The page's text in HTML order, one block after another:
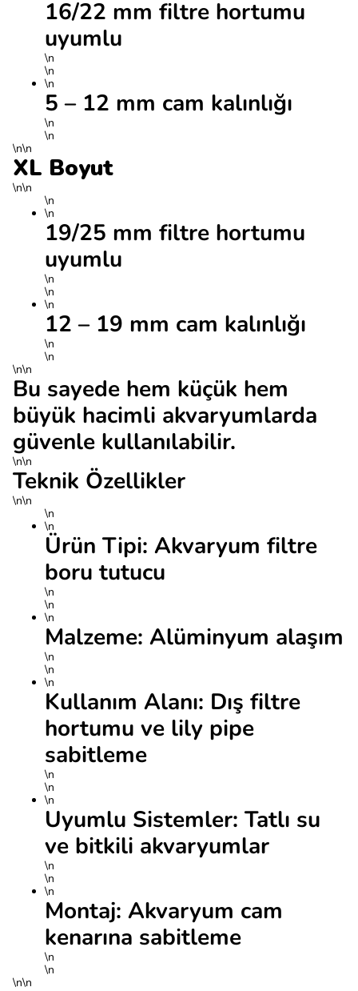
16/22 mm filtre hortumu
uyumlu
\n
\n
\n
5 – 12 mm cam kalınlığı
\n
\n
\n\n
XL Boyut
\n\n
\n
\n
19/25 mm filtre hortumu
uyumlu
\n
\n
\n
12 – 19 mm cam kalınlığı
\n
\n
\n\n
Bu sayede hem küçük hem
büyük hacimli akvaryumlarda
güvenle kullanılabilir.
\n\n
Teknik Özellikler
\n\n
\n
\n
Ürün Tipi: Akvaryum filtre
boru tutucu
\n
\n
\n
Malzeme: Alüminyum alaşım
\n
\n
\n
Kullanım Alanı: Dış filtre
hortumu ve lily pipe
sabitleme
\n
\n
\n
Uyumlu Sistemler: Tatlı su
ve bitkili akvaryumlar
\n
\n
\n
Montaj: Akvaryum cam
kenarına sabitleme
\n
\n
\n\n